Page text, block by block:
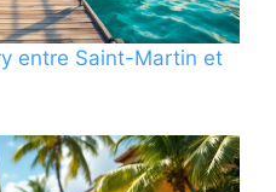
entre Saint-Martin et